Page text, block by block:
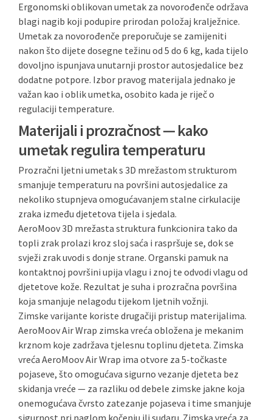
Ergonomski oblikovan umetak za novorođenče održava
blagi nagib koji podupire prirodan položaj kralježnice.
Umetak za novorođenče preporučuje se zamijeniti
nakon što dijete dosegne težinu od 5 do 6 kg, kada tijelo
dovoljno ispunjava unutarnji prostor autosjedalice bez
dodatne potpore. Izbor pravog materijala jednako je
važan kao i oblik umetka, osobito kada je riječ o
regulaciji temperature.
Materijali i prozračnost — kako
umetak regulira temperaturu
Prozračni ljetni umetak s 3D mrežastom strukturom
smanjuje temperaturu na površini autosjedalice za
nekoliko stupnjeva omogućavanjem stalne cirkulacije
zraka između djetetova tijela i sjedala.
AeroMoov 3D mrežasta struktura funkcionira tako da
topli zrak prolazi kroz sloj saća i raspršuje se, dok se
svježi zrak uvodi s donje strane. Organski pamuk na
kontaktnoj površini upija vlagu i znoj te odvodi vlagu od
djetetove kože. Rezultat je suha i prozračna površina
koja smanjuje nelagodu tijekom ljetnih vožnji.
Zimske varijante koriste drugačiji pristup materijalima.
AeroMoov Air Wrap zimska vreća obložena je mekanim
krznom koje zadržava tjelesnu toplinu djeteta. Zimska
vreća AeroMoov Air Wrap ima otvore za 5-točkaste
pojaseve, što omogućava sigurno vezanje djeteta bez
skidanja vreće — za razliku od debele zimske jakne koja
onemogućava čvrsto zatezanje pojaseva i time smanjuje
sigurnost pri naglom kočenju ili sudaru. Zimska vreća za